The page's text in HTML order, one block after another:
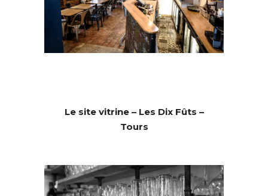
Le site vitrine – Les Dix Fûts –
Tours